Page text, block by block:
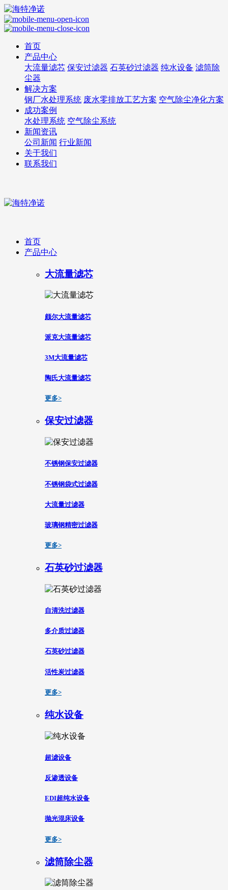
首页
产品中心
大流量滤芯 保安过滤器 石英砂过滤器 纯水设备 滤筒除
尘器
解决方案
钢厂水处理系统 废水零排放工艺方案 空气除尘净化方案
成功案例
水处理系统 空气除尘系统
新闻资讯
公司新闻 行业新闻
关于我们
联系我们
首页
产品中心
大流量滤芯
颇尔大流量滤芯
派克大流量滤芯
3M大流量滤芯
陶氏大流量滤芯
更多>
保安过滤器
不锈钢保安过滤器
不锈钢袋式过滤器
大流量过滤器
玻璃钢精密过滤器
更多>
石英砂过滤器
自清洗过滤器
多介质过滤器
石英砂过滤器
活性炭过滤器
更多>
纯水设备
超滤设备
反渗透设备
EDI超纯水设备
抛光混床设备
更多>
滤筒除尘器